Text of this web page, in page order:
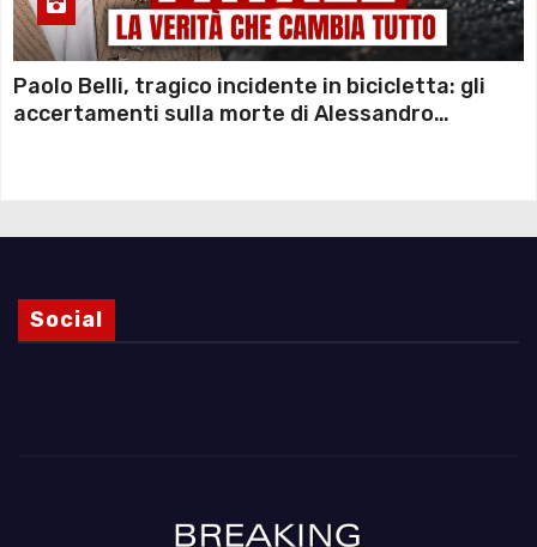
Paolo Belli, tragico incidente in bicicletta: gli
accertamenti sulla morte di Alessandro
Social